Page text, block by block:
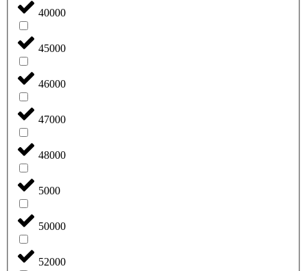
40000
45000
46000
47000
48000
5000
50000
52000